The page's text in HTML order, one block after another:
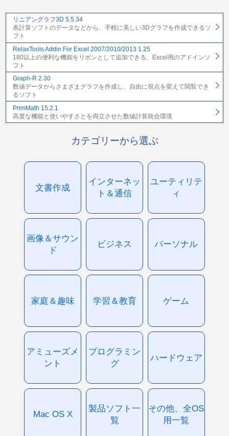
リニアングラフ3D 5.5.34
表計算ソフトのデータなどから、手軽に美しい3Dグラフを作成できるソ
フト
RelaxTools Addin For Excel 2007/2010/2013 1.25
180以上の便利な機能をリボンとして追加できる、Excel用のアドインソ
フト
Graph-R 2.30
数値データからさまざまグラフを作成し、自由に視点を変えて閲覧でき
るソフト
PrimMath 15.2.1
高度な機能と使いやすさとを両立させた数値計算統合環境
カテゴリーから選ぶ
文書作成
インターネッ
ト＆通信
ユーティリテ
ィ
画像＆サウン
ド
ビジネス パーソナル
家庭＆趣味 学習＆教育 ゲーム
アミューズメ
ント
プログラミン
グ
ハードウェア
Mac OS X
製品ソフト一
覧
その他、全OS
用一覧